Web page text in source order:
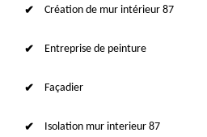
Création de mur intérieur 87
Entreprise de peinture
Façadier
Isolation mur interieur 87